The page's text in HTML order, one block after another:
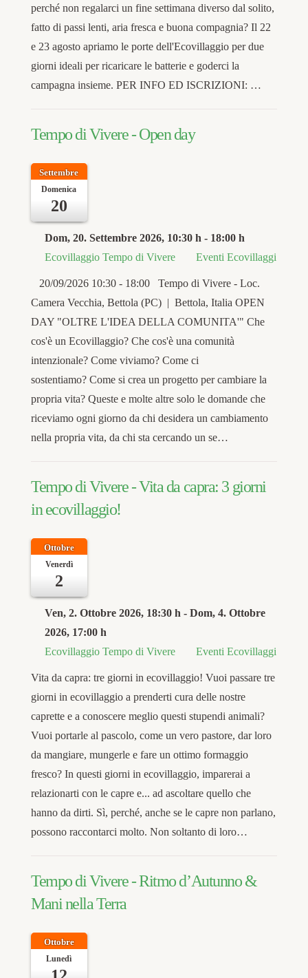
perché non regalarci un fine settimana diverso dal solito,
fatto di passi lenti, aria fresca e buona compagnia? Il 22
e 23 agosto apriamo le porte dell'Ecovillaggio per due
giorni ideali per ricaricare le batterie e goderci la
campagna insieme. PER INFO ED ISCRIZIONI: …
Tempo di Vivere - Open day
Settembre
Domenica
20
Dom, 20. Settembre 2026, 10:30 h - 18:00 h
Ecovillaggio Tempo di Vivere
Eventi Ecovillaggi
20/09/2026 10:30 - 18:00 Tempo di Vivere - Loc.
Camera Vecchia, Bettola (PC) | Bettola, Italia OPEN
DAY "OLTRE L'IDEA DELLA COMUNITA'" Che
cos'è un Ecovillaggio? Che cos'è una comunità
intenzionale? Come viviamo? Come ci
sostentiamo? Come si crea un progetto per cambiare la
propria vita? Queste e molte altre solo le domande che
riceviamo ogni giorno da chi desidera un cambiamento
nella propria vita, da chi sta cercando un se…
Tempo di Vivere - Vita da capra: 3 giorni
in ecovillaggio!
Ottobre
Venerdì
2
Ven, 2. Ottobre 2026, 18:30 h - Dom, 4. Ottobre
2026, 17:00 h
Ecovillaggio Tempo di Vivere
Eventi Ecovillaggi
Vita da capra: tre giorni in ecovillaggio! Vuoi passare tre
giorni in ecovillaggio a prenderti cura delle nostre
caprette e a conoscere meglio questi stupendi animali?
Vuoi portarle al pascolo, come un vero pastore, dar loro
da mangiare, mungerle e fare un ottimo formaggio
fresco? In questi giorni in ecovillaggio, imparerai a
relazionarti con le capre e... ad ascoltare quello che
hanno da dirti. Sì, perché, anche se le capre non parlano,
possono raccontarci molto. Non soltanto di loro…
Tempo di Vivere - Ritmo d’Autunno &
Mani nella Terra
Ottobre
Lunedì